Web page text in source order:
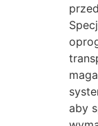
aby